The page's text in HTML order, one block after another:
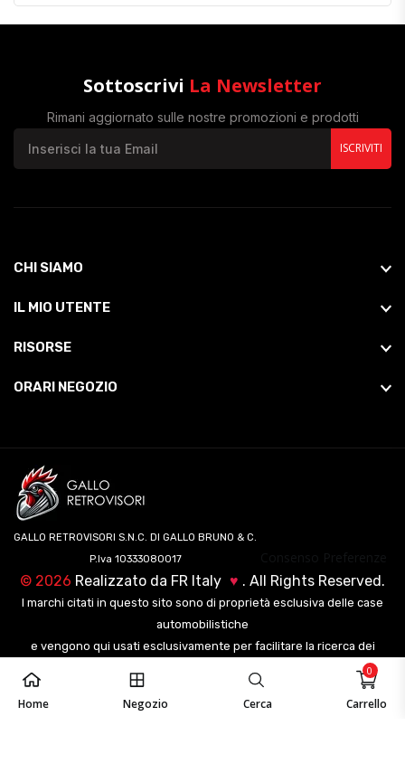
Home Negozio Cerca Carrello
0
Sottoscrivi La Newsletter
Rimani aggiornato sulle nostre promozioni e prodotti
ISCRIVITI
CHI SIAMO
IL MIO UTENTE
RISORSE
ORARI NEGOZIO
GALLO RETROVISORI S.N.C. DI GALLO BRUNO & C.
P.Iva 10333080017
© 2026 Realizzato da FR Italy ♥ . All Rights Reserved.
I marchi citati in questo sito sono di proprietà esclusiva delle case
automobilistiche
e vengono qui usati esclusivamente per facilitare la ricerca dei